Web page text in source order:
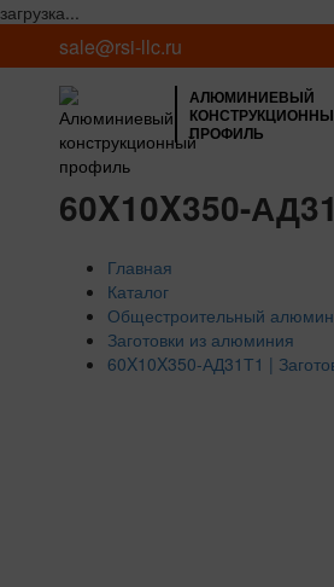
загрузка...
sale@rsi-llc.ru
АЛЮМИНИЕВЫЙ
ПРОФИЛЬ
60X10X350-
Главная
Каталог
Общестроительный
Заготовки из алюминия
60X10X350-АД31Т1 |